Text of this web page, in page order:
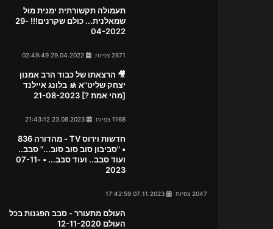
תעמולה תקשורתית ימנית מול
שמאלנית... כולם שקרנים!!! 29-
04-2022
2871 צפיות
🎥 הרצאתו של כבוד הרב אמנון
יצחק שליט"א 🚸 בלונג איילנד
[מהי אמת ?] 21-08-2023
1168 צפיות
חדשות וירוס TV - מהדורה 836
• "סביבון סוב סוב סוב..." סבב..
ועוד סבב.. ועוד סבב... • 07-11-
2023
2047 צפיות
העולם מתעורר - סבב הפגנות בכל
העולם 12-11-2020